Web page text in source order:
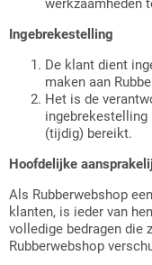
werkzaamheden
Ingebrekestelling
De klant dient
maken aan
Het is de
ingebrekestelling
(tijdig) bereikt.
Hoofdelijke
Als Rubberwebshop
klanten, is ieder van
volledige bedragen die
Rubberwebshop